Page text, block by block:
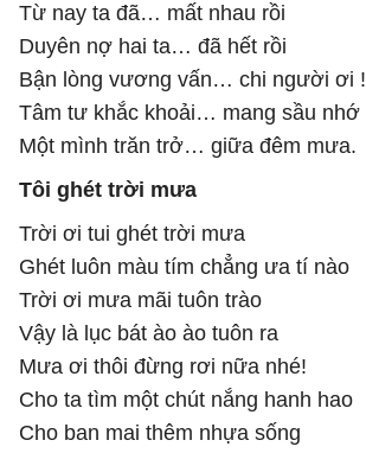
Từ nay ta đã… mất nhau rồi
Duyên nợ hai ta… đã hết rồi
Bận lòng vương vấn… chi người ơi !
Tâm tư khắc khoải… mang sầu nhớ
Một mình trăn trở… giữa đêm mưa.
Tôi ghét trời mưa
Trời ơi tui ghét trời mưa
Ghét luôn màu tím chẳng ưa tí nào
Trời ơi mưa mãi tuôn trào
Vậy là lục bát ào ào tuôn ra
Mưa ơi thôi đừng rơi nữa nhé!
Cho ta tìm một chút nắng hanh hao
Cho ban mai thêm nhựa sống